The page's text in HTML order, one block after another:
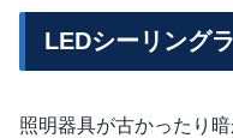
LEDシーリング
照明器具が古かったり